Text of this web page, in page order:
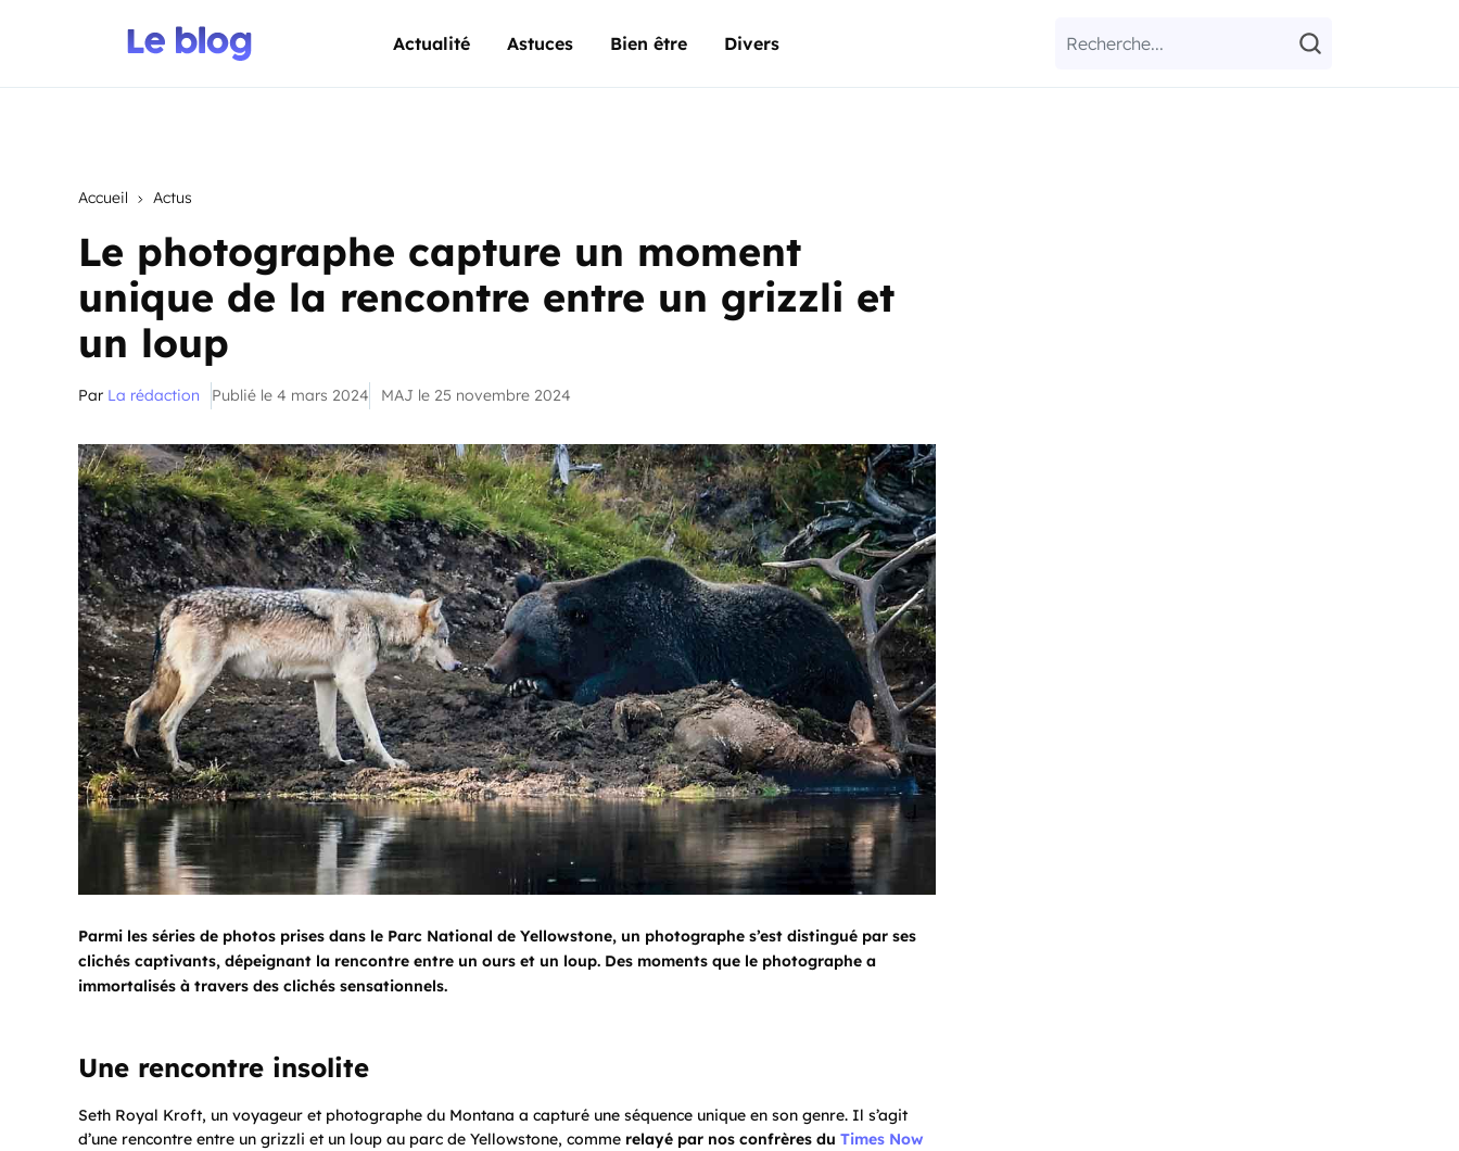
Actualité Astuces Bien être Divers
Accueil Actus
Le photographe capture un moment
unique de la rencontre entre un grizzli et
un loup
Par La rédaction Publié le 4 mars 2024 MAJ le 25 novembre 2024
Parmi les séries de photos prises dans le Parc National de Yellowstone, un photographe s’est distingué par ses
clichés captivants, dépeignant la rencontre entre un ours et un loup. Des moments que le photographe a
immortalisés à travers des clichés sensationnels.
Une rencontre insolite
Seth Royal Kroft, un voyageur et photographe du Montana a capturé une séquence unique en son genre. Il s’agit
d’une rencontre entre un grizzli et un loup au parc de Yellowstone, comme relayé par nos confrères du Times Now